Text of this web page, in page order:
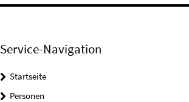
Service-Navigation
Startseite
Personen